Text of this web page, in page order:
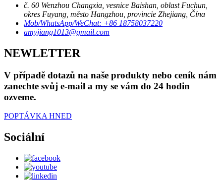
č. 60 Wenzhou Changxia, vesnice Baishan, oblast Fuchun,
okres Fuyang, město Hangzhou, provincie Zhejiang, Čína
Mob/WhatsApp/WeChat: +86 18758037220
amyjiang1013@gmail.com
NEWLETTER
V případě dotazů na naše produkty nebo ceník nám
zanechte svůj e-mail a my se vám do 24 hodin
ozveme.
POPTÁVKA HNED
Sociální